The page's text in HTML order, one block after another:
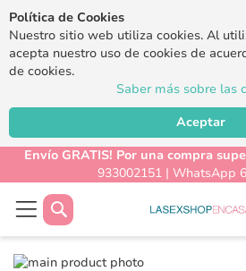
Política de Cookies
Nuestro sitio web utiliza cookies. Al
acepta nuestro uso de cookies de
de cookies.
Saber más sobre las
Aceptar
Envío GRATIS! Por una compra
933002151 | WhatsApp
Buscar
Saltar